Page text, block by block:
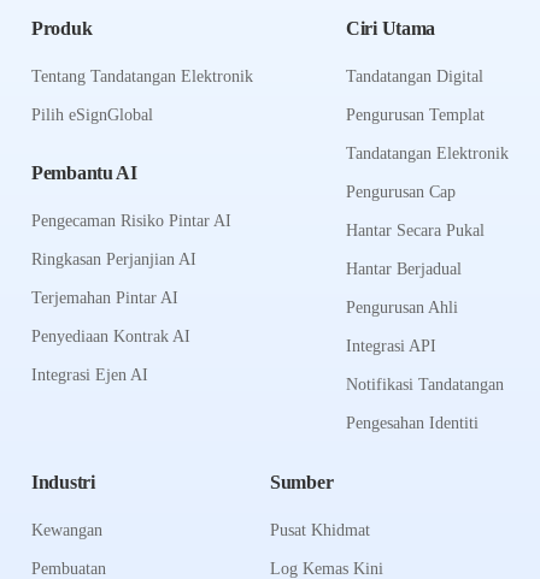
Produk
Tentang Tandatangan Elektronik
Pilih eSignGlobal
Pembantu AI
Pengecaman Risiko Pintar AI
Ringkasan Perjanjian AI
Terjemahan Pintar AI
Penyediaan Kontrak AI
Integrasi Ejen AI
Ciri Utama
Tandatangan Digital
Pengurusan Templat
Tandatangan Elektronik
Pengurusan Cap
Hantar Secara Pukal
Hantar Berjadual
Pengurusan Ahli
Integrasi API
Notifikasi Tandatangan
Pengesahan Identiti
Industri
Kewangan
Pembuatan
Sumber
Pusat Khidmat
Log Kemas Kini